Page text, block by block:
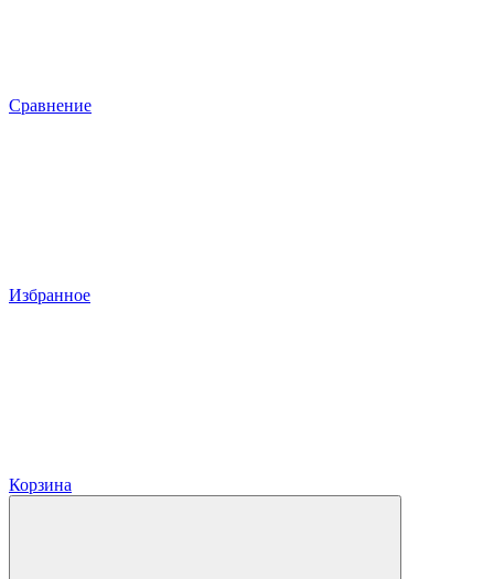
Сравнение
Избранное
Корзина